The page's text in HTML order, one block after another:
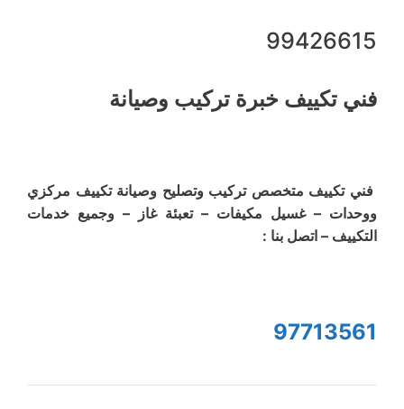
99426615
فني تكييف خبرة تركيب وصيانة
فني تكييف متخصص تركيب وتصليح وصيانة تكييف مركزي
ووحدات – غسيل مكيفات – تعبئة غاز – وجميع خدمات
التكييف – اتصل بنا :
97713561